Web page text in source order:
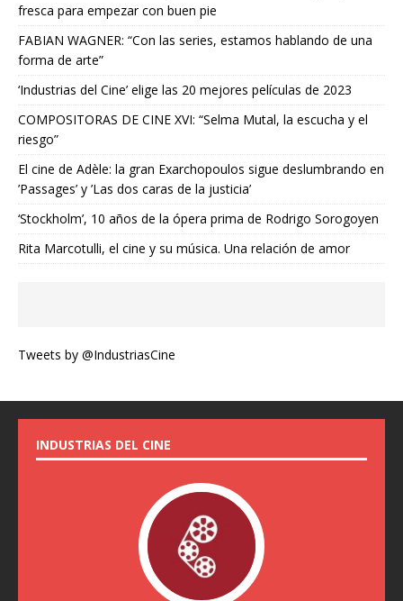
fresca para empezar con buen pie
FABIAN WAGNER: “Con las series, estamos hablando de una
forma de arte”
‘Industrias del Cine’ elige las 20 mejores películas de 2023
COMPOSITORAS DE CINE XVI: “Selma Mutal, la escucha y el
riesgo”
El cine de Adèle: la gran Exarchopoulos sigue deslumbrando en
’Passages’ y ’Las dos caras de la justicia’
‘Stockholm’, 10 años de la ópera prima de Rodrigo Sorogoyen
Rita Marcotulli, el cine y su música. Una relación de amor
Tweets by @IndustriasCine
INDUSTRIAS DEL CINE